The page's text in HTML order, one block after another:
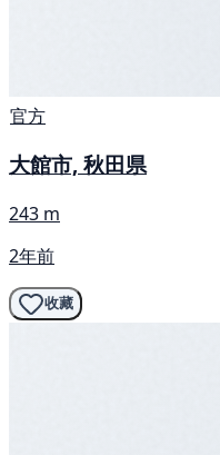
官方
大館市, 秋田県
243 m
2年前
收藏